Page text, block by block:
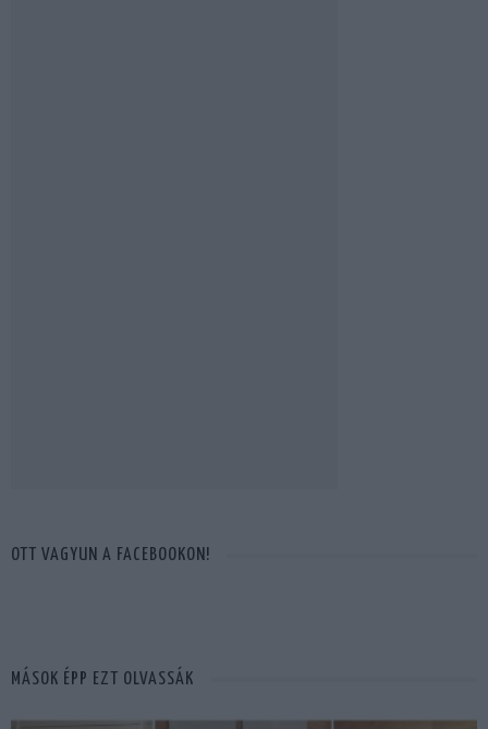
OTT VAGYUN A FACEBOOKON!
MÁSOK ÉPP EZT OLVASSÁK